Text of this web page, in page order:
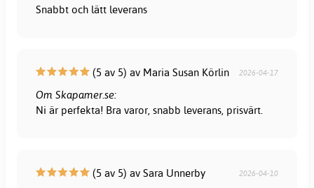
Snabbt och lätt leverans
(5 av 5) av Maria Susan Körlin 2026-04-17
Om Skapamer.se:
Ni är perfekta! Bra varor, snabb leverans, prisvärt.
(5 av 5) av Sara Unnerby 2026-04-10